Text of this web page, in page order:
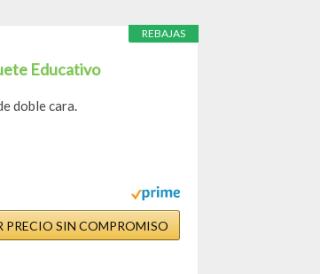
REBAJAS
Educativo
doble cara.
PRECIO SIN COMPROMISO